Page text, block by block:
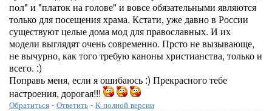
пол" и "платок на голове" и вовсе обязательными являются
только для посещения храма. Кстати, уже давно в России
существуют целые дома мод для православных. И их
модели выглядят очень современно. Прсто не вызывающе,
не вычурно, как того требую каноны христианства, только и
всего. :)
Поправь меня, если я ошибаюсь :) Прекрасного тебе
настроения, дорогая!!!
Обратиться - Ответить - К полной версии